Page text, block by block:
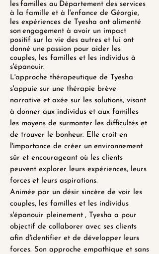
les familles au Département des services
à la famille et à l'enfance de Géorgie,
les expériences de Tyesha ont alimenté
son engagement à avoir un impact
positif sur la vie des autres et lui ont
donné une passion pour aider les
couples, les familles et les individus à
s'épanouir.
L'approche thérapeutique de Tyesha
s'appuie sur une thérapie brève
narrative et axée sur les solutions, visant
à donner aux individus et aux familles
les moyens de surmonter les difficultés et
de trouver le bonheur. Elle croit en
l'importance de créer un environnement
sûr et encourageant où les clients
peuvent explorer leurs expériences, leurs
forces et leurs aspirations.
Animée par un désir sincère de voir les
couples, les familles et les individus
s'épanouir pleinement , Tyesha a pour
objectif de collaborer avec ses clients
afin d'identifier et de développer leurs
forces. Son approche empathique et sans